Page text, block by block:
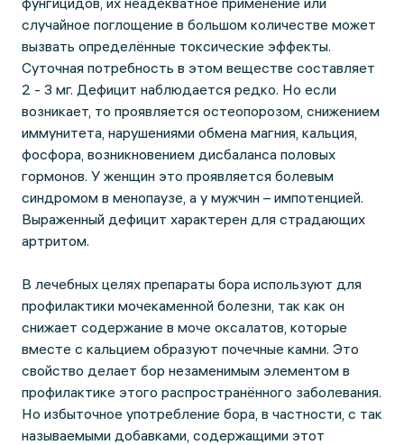
случайное поглощение в большом количестве может
вызвать определённые токсические эффекты.
Суточная потребность в этом веществе составляет
2 - 3 мг. Дефицит наблюдается редко. Но если
возникает, то проявляется остеопорозом, снижением
иммунитета, нарушениями обмена магния, кальция,
фосфора, возникновением дисбаланса половых
гормонов. У женщин это проявляется болевым
синдромом в менопаузе, а у мужчин – импотенцией.
Выраженный дефицит характерен для страдающих
артритом.
В лечебных целях препараты бора используют для
профилактики мочекаменной болезни, так как он
снижает содержание в моче оксалатов, которые
вместе с кальцием образуют почечные камни. Это
свойство делает бор незаменимым элементом в
профилактике этого распространённого заболевания.
Но избыточное употребление бора, в частности, с так
называемыми добавками, содержащими этот